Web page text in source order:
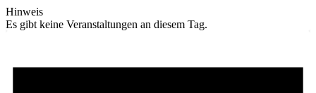
Hinweis
Es gibt keine Veranstaltungen an diesem Tag.